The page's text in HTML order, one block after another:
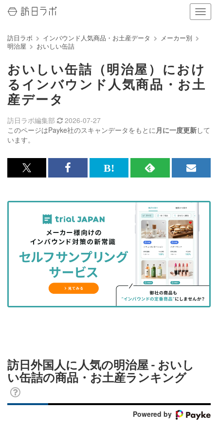
ナ
ビ
ン
の
表
り
る
訪日ラボ インバウンド人気商品・お土産データ
メーカー別
明治屋
おいしい缶詰
おいしい缶詰（明治屋）におけ
るインバウンド人気商品・お土
産データ
このページはPayke社のスキャンデータをもとに月に一度更新して
います。
訪日ラボ編集部 2026-07-27
x<br>
記
を
シ
ェ
る
Facebook<br>
記
事
を
シ
ェ
ア
す
る
は
な
ッ
ク
マ
に
RSS
記
事
を
購
読
す
る
メ
マ
ガ
登
録
す
る
訪日外国人に人気の明治屋 - おいし
い缶詰の商品・お土産ランキング
Powered by